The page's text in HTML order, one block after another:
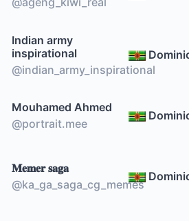
Indian army
inspirational
@indian_army_inspirational
Mouhamed Ahmed
@portrait.mee
𝐌𝐞𝐦𝐞𝐫 𝐬𝐚𝐠𝐚
@ka_ga_saga_cg_memes